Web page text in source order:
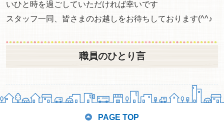
いひと時を過ごしていただければ幸いです
スタッフ一同、皆さまのお越しをお待ちしております(^^♪
職員のひとり言
PAGE TOP